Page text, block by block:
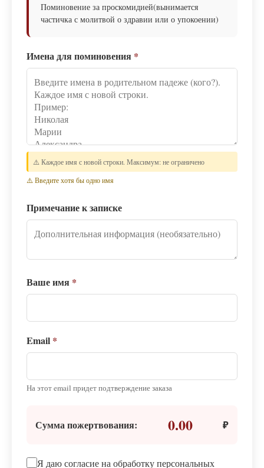
Поминовение за проскомидией(вынимается
частичка с молитвой о здравии или о упокоении)
Имена для поминовения *
⚠️ Каждое имя с новой строки. Максимум: не ограничено
⚠️ Введите хотя бы одно имя
Примечание к записке
Ваше имя *
Email *
На этот email придет подтверждение заказа
Сумма пожертвования: 0.00 ₽
Я даю согласие на обработку персональных